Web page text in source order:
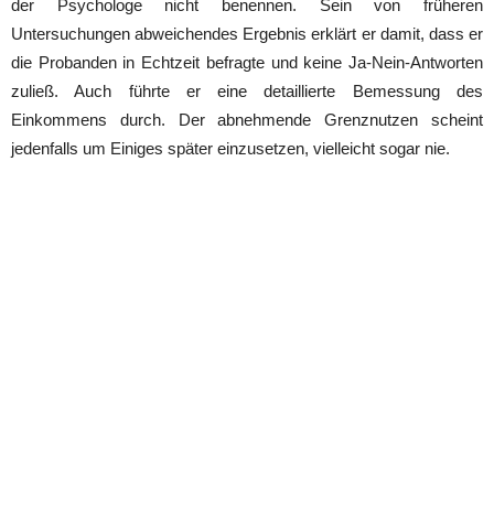
der Psychologe nicht benennen. Sein von früheren
Untersuchungen abweichendes Ergebnis erklärt er damit, dass er
die Probanden in Echtzeit befragte und keine Ja-Nein-Antworten
zuließ. Auch führte er eine detaillierte Bemessung des
Einkommens durch. Der abnehmende Grenznutzen scheint
jedenfalls um Einiges später einzusetzen, vielleicht sogar nie.